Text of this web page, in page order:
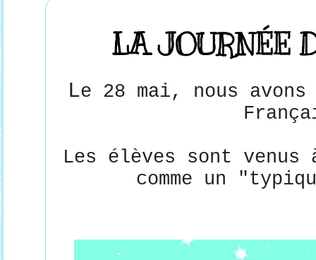
LA JOURNÉE
Le 28 mai, nous
Les élèves sont
comme un